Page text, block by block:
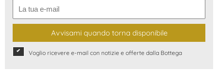
Avvisami quando torna disponibile
Voglio ricevere e-mail con notizie e offerte dalla Bottega